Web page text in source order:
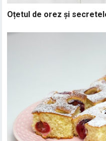
Oțetul de orez și